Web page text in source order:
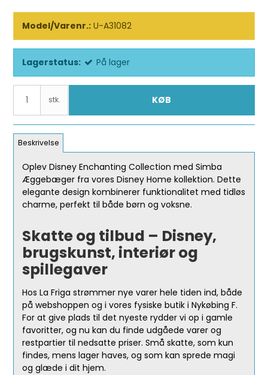
Model/Varenr.: U-A31082
Lagerstatus: På lager
stk. KØB
Beskrivelse
Oplev Disney Enchanting Collection med Simba
Æggebæger fra vores Disney Home kollektion. Dette
elegante design kombinerer funktionalitet med tidløs
charme, perfekt til både børn og voksne.
Skatte og tilbud – Disney,
brugskunst, interiør og
spillegaver
Hos La Friga strømmer nye varer hele tiden ind, både
på webshoppen og i vores fysiske butik i Nykøbing F.
For at give plads til det nyeste rydder vi op i gamle
favoritter, og nu kan du finde udgåede varer og
restpartier til nedsatte priser. Små skatte, som kun
findes, mens lager haves, og som kan sprede magi
og glæde i dit hjem.